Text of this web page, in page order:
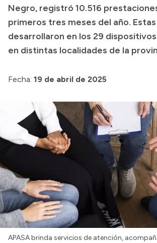
Licitaciones
Consulta de expedientes
Negro, registró 10.516
primeros tres meses del año.
desarrollaron en los 29
en distintas localidades de la
Fecha: 19 de abril de 2025
APASA brinda servicios de atención,